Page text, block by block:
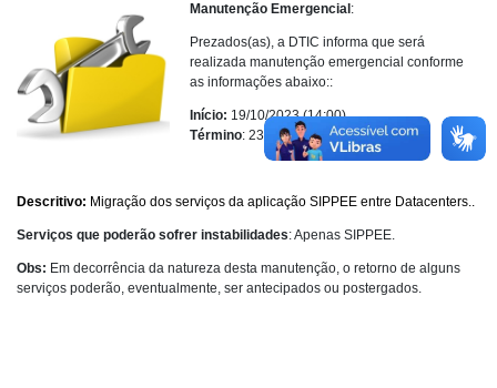
Manutenção Emergencial :
Prezados(as), a DTIC informa que será
realizada manutenção emergencial conforme
as informações abaixo::
Início: 19/10/2023 (14:00)
Término: 23/10/2023 (17:00)
Descritivo: Migração dos serviços da aplicação SIPPEE entre Datacenters..
Serviços que poderão sofrer instabilidades: Apenas SIPPEE.
Obs: Em decorrência da natureza desta manutenção, o retorno de alguns
serviços poderão, eventualmente, ser antecipados ou postergados.